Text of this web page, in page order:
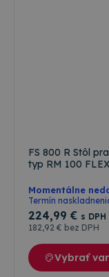
FS 800 R Stôl
typ RM 100 FLEX
Momentálne
Termín
224,99 € s DPH
182,92 € bez DPH
Vybrať